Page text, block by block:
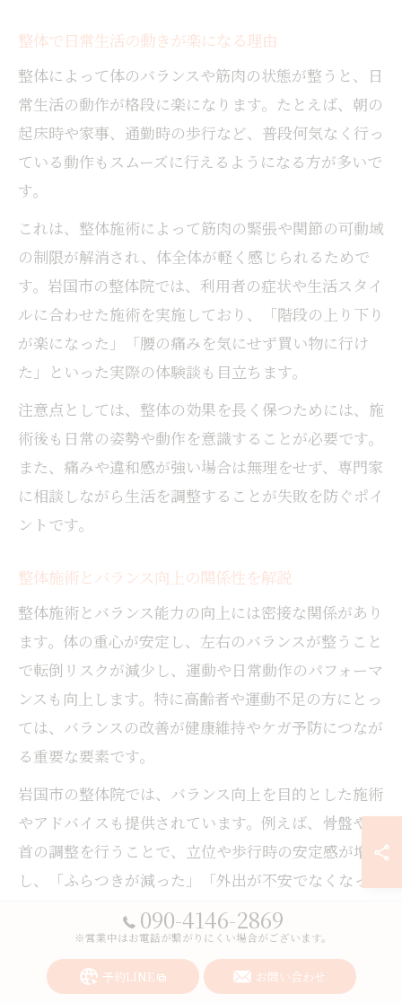
整体で日常生活の動きが楽になる理由
整体によって体のバランスや筋肉の状態が整うと、日
常生活の動作が格段に楽になります。たとえば、朝の
起床時や家事、通勤時の歩行など、普段何気なく行っ
ている動作もスムーズに行えるようになる方が多いで
す。
これは、整体施術によって筋肉の緊張や関節の可動域
の制限が解消され、体全体が軽く感じられるためで
す。岩国市の整体院では、利用者の症状や生活スタイ
ルに合わせた施術を実施しており、「階段の上り下り
が楽になった」「腰の痛みを気にせず買い物に行け
た」といった実際の体験談も目立ちます。
注意点としては、整体の効果を長く保つためには、施
術後も日常の姿勢や動作を意識することが必要です。
また、痛みや違和感が強い場合は無理をせず、専門家
に相談しながら生活を調整することが失敗を防ぐポイ
ントです。
整体施術とバランス向上の関係性を解説
整体施術とバランス能力の向上には密接な関係があり
ます。体の重心が安定し、左右のバランスが整うこと
で転倒リスクが減少し、運動や日常動作のパフォーマ
ンスも向上します。特に高齢者や運動不足の方にとっ
ては、バランスの改善が健康維持やケガ予防につなが
る重要な要素です。
岩国市の整体院では、バランス向上を目的とした施術
やアドバイスも提供されています。例えば、骨盤や足
首の調整を行うことで、立位や歩行時の安定感が増
し、「ふらつきが減った」「外出が不安でなくなっ
た」といった利用者の声が聞かれます。
ただし、バランス能力を維持・向上させるためには、
定期的な整体施術だけでなく、自宅での簡単なトレー
090-4146-2869
※営業中はお電話が繋がりにくい場合がございます。
予約LINE お問い合わせ